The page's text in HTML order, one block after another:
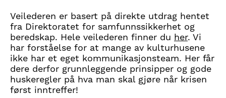
Veilederen er basert på direkte utdrag hentet
fra Direktoratet for samfunnssikkerhet og
beredskap. Hele veilederen finner du her. Vi
har forståelse for at mange av kulturhusene
ikke har et eget kommunikasjonsteam. Her får
dere derfor grunnleggende prinsipper og gode
huskeregler på hva man skal gjøre når krisen
først inntreffer!